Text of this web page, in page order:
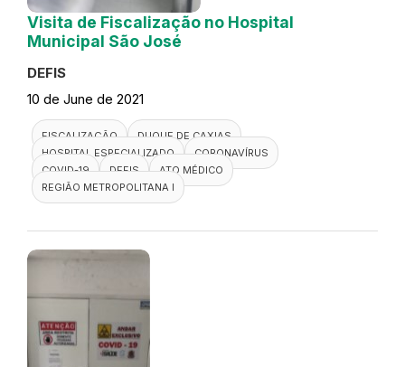
Visita de Fiscalização no Hospital
Municipal São José
DEFIS
10 de June de 2021
FISCALIZAÇÃO
DUQUE DE CAXIAS
HOSPITAL ESPECIALIZADO
CORONAVÍRUS
COVID-19
DEFIS
ATO MÉDICO
REGIÃO METROPOLITANA I